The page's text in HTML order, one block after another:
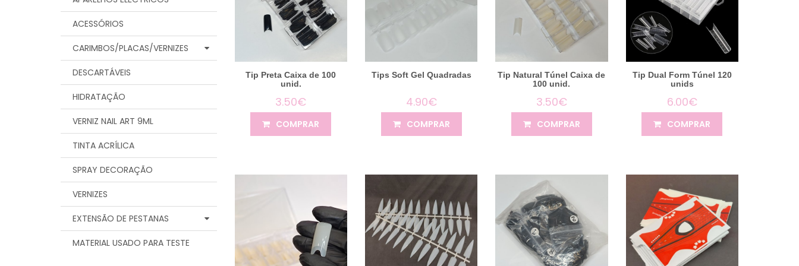
ACESSÓRIOS
CARIMBOS/PLACAS/VERNIZES
DESCARTÁVEIS
HIDRATAÇÃO
VERNIZ NAIL ART 9ML
TINTA ACRÍLICA
SPRAY DECORAÇÃO
VERNIZES
EXTENSÃO DE PESTANAS
MATERIAL USADO PARA TESTE
Tip Preta Caixa de 100
unid.
3.50€
COMPRAR
Tips Soft Gel Quadradas
4.90€
COMPRAR
Tip Natural Túnel Caixa de
100 unid.
3.50€
COMPRAR
Tip Dual Form Túnel 120
unids
6.00€
COMPRAR